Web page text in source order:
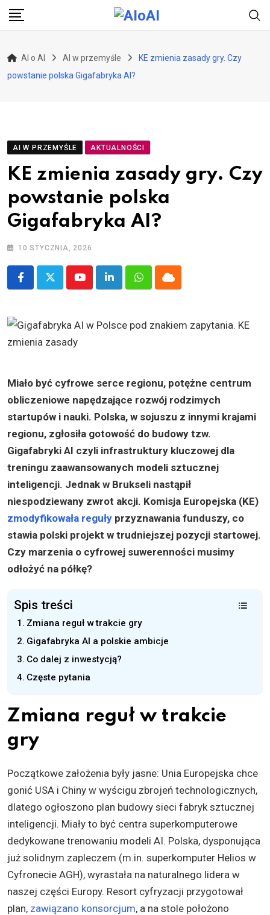
Skip
AI o AI AI w przemyśle
KE zmienia zasady gry. Czy
powstanie polska Gigafabryka AI?
AI W PRZEMYŚLE AKTUALNOŚCI
KE zmienia zasady gry. Czy
powstanie polska
Gigafabryka AI?
10 STYCZNIA, 2026
YoutubeLinkedInWhatsapp
Cloud
Miało być cyfrowe serce regionu, potężne centrum
obliczeniowe napędzające rozwój rodzimych
startupów i nauki. Polska, w sojuszu z innymi krajami
regionu, zgłosiła gotowość do budowy tzw.
Gigafabryki AI czyli infrastruktury kluczowej dla
treningu zaawansowanych modeli sztucznej
inteligencji. Jednak w Brukseli nastąpił
niespodziewany zwrot akcji. Komisja Europejska (KE)
zmodyfikowała reguły przyznawania funduszy, co
stawia polski projekt w trudniejszej pozycji startowej.
Czy marzenia o cyfrowej suwerenności musimy
odłożyć na półkę?
Spis treści
Zmiana reguł w trakcie gry
Gigafabryka AI a polskie ambicje
Co dalej z inwestycją?
Częste pytania
Zmiana reguł w trakcie
gry
Początkowe założenia były jasne: Unia Europejska chce
gonić USA i Chiny w wyścigu zbrojeń technologicznych,
dlatego ogłoszono plan budowy sieci fabryk sztucznej
inteligencji. Miały to być centra superkomputerowe
dedykowane trenowaniu modeli AI. Polska, dysponująca
już solidnym zapleczem (m.in. superkomputer Helios w
Cyfronecie AGH), wyrastała na naturalnego lidera w
naszej części Europy. Resort cyfryzacji przygotował
plan, zawiązano konsorcjum, a na stole położono